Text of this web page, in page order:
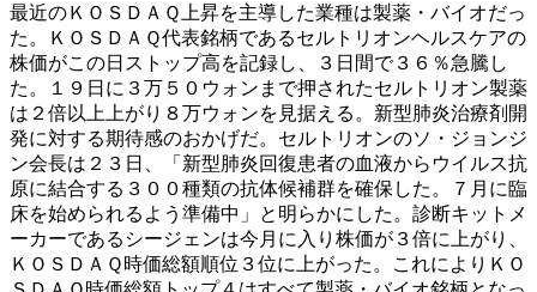
最近のＫＯＳＤＡＱ上昇を主導した業種は製薬・バイオだっ
た。ＫＯＳＤＡＱ代表銘柄であるセルトリオンヘルスケアの
株価がこの日ストップ高を記録し、３日間で３６％急騰し
た。１９日に３万５０ウォンまで押されたセルトリオン製薬
は２倍以上上がり８万ウォンを見据える。新型肺炎治療剤開
発に対する期待感のおかげだ。セルトリオンのソ・ジョンジ
ン会長は２３日、「新型肺炎回復患者の血液からウイルス抗
原に結合する３００種類の抗体候補群を確保した。７月に臨
床を始められるよう準備中」と明らかにした。診断キットメ
ーカーであるシージェンは今月に入り株価が３倍に上がり、
ＫＯＳＤＡＱ時価総額順位３位に上がった。これによりＫＯ